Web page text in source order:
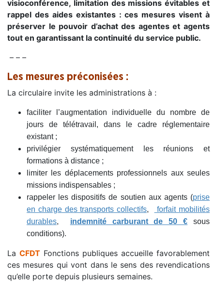
visioconférence, limitation des missions évitables et
rappel des aides existantes : ces mesures visent à
préserver le pouvoir d’achat des agentes et agents
tout en garantissant la continuité du service public.
– – –
Les mesures préconisées :
La circulaire invite les administrations à :
faciliter l’augmentation individuelle du nombre de
jours de télétravail, dans le cadre réglementaire
existant ;
privilégier systématiquement les réunions et
formations à distance ;
limiter les déplacements professionnels aux seules
missions indispensables ;
rappeler les dispositifs de soutien aux agents (prise
en charge des transports collectifs,
forfait mobilités
durables, indemnité carburant de 50 € sous
conditions).
La CFDT Fonctions publiques accueille favorablement
ces mesures qui vont dans le sens des revendications
qu’elle porte depuis plusieurs semaines.